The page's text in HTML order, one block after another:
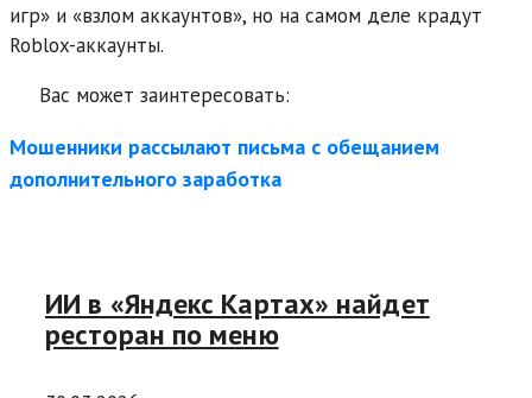
игр» и «взлом аккаунтов», но на самом деле крадут
Roblox-аккаунты.
Вас может заинтересовать:
Мошенники рассылают письма с обещанием
дополнительного заработка
ИИ в «Яндекс Картах» найдет
ресторан по меню